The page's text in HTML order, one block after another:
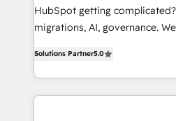
Google AI Overviews. HubSpot Impact Award -
Customer First HubSpot
Migration Excellence HubSpot
Platform Excellence 40+ full-time HubSpot
professionals. 100s of certifications and
HubSpot getting
migrations, AI, governance. We organise that
Welcome to our Profile! We help
implementation, reports,
training • CRM migration
Solutions Partner5.0